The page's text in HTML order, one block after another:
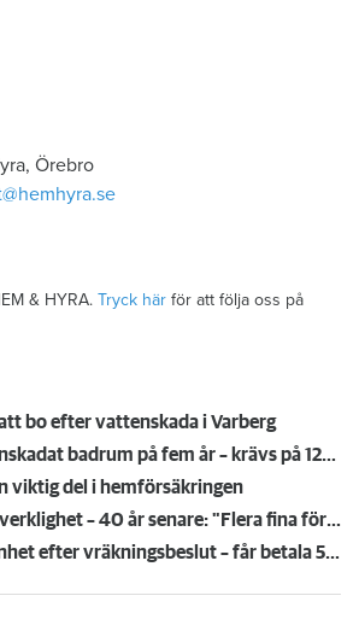
Örebro
& HYRA. Tryck här för att följa oss på
bo efter vattenskada i Varberg
Anmälde inte vattenskadat badrum på fem år – krävs på 125 000 kronor
viktig del i hemförsäkringen
Kompisdealen blev verklighet – 40 år senare: "Flera fina fördelar med att dela bostad"
Kvinna kapade lägenhet efter vräkningsbeslut – får betala 50 000